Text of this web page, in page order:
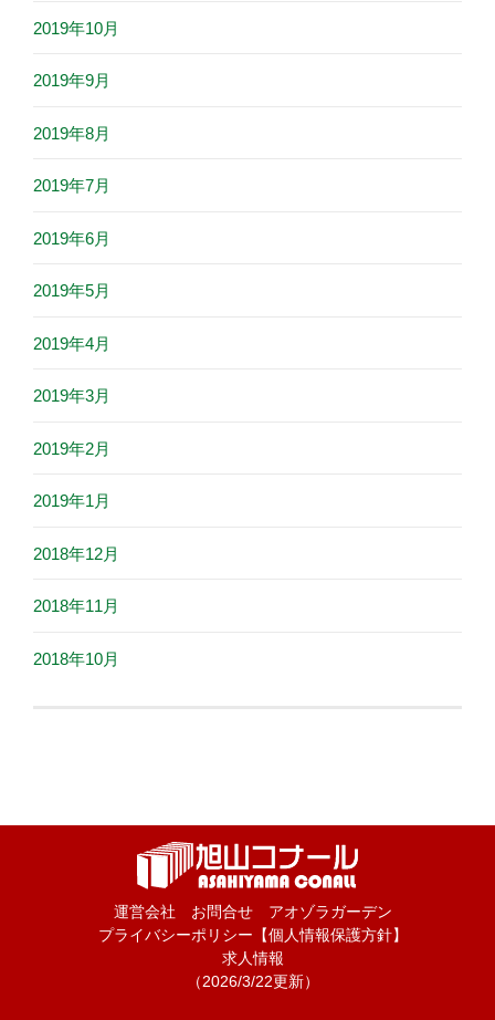
2019年10月
2019年9月
2019年8月
2019年7月
2019年6月
2019年5月
2019年4月
2019年3月
2019年2月
2019年1月
2018年12月
2018年11月
2018年10月
運営会社 お問合せ
アオゾラガーデン
プライバシーポリシー【個人情報保護方針】
求人情報
（2026/3/22更新）